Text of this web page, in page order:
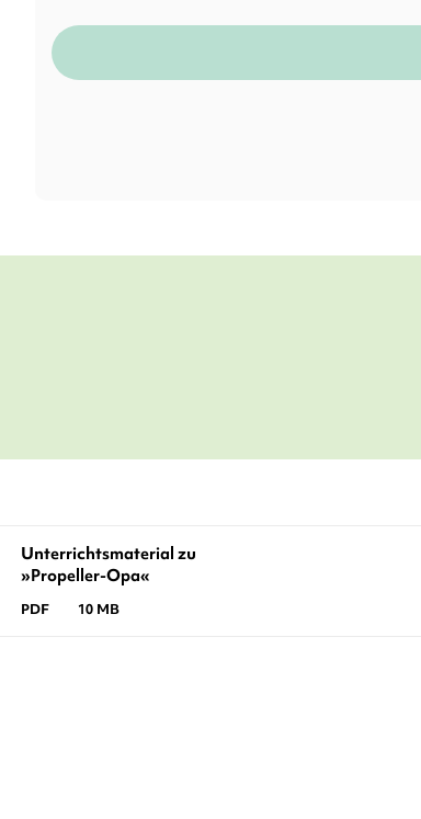
Unterrichtsmaterial zu
»Propeller-Opa«
PDF 10 MB